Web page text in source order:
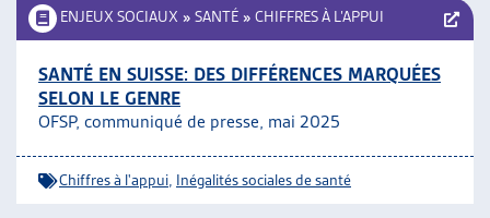
ENJEUX SOCIAUX » SANTÉ » CHIFFRES À L’APPUI
SANTÉ EN SUISSE: DES DIFFÉRENCES MARQUÉES
SELON LE GENRE
OFSP, communiqué de presse, mai 2025
Chiffres à l'appui Inégalités sociales de santé